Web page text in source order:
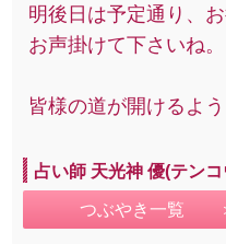
明後日は予定通り、
お声掛けて下さいね。
皆様の道が開けるよ
占い師 天光神 優(テン
つぶやき一覧